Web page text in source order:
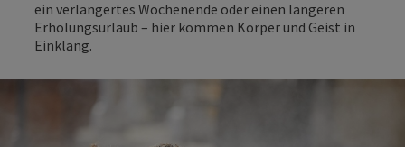
ein verlängertes Wochenende oder einen längeren
Erholungsurlaub – hier kommen Körper und Geist in
Einklang.